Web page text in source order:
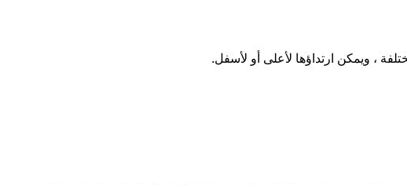
، ويمكن ارتداؤها لأعلى أو لأسفل.